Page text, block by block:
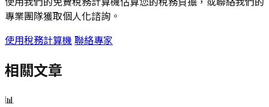
專業團隊獲取個人化諮詢。
使用稅務計算機 聯絡專家
相關文章
📊